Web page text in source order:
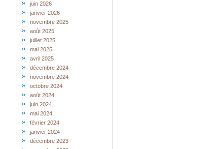
juin 2026
janvier 2026
novembre 2025
août 2025
juillet 2025
mai 2025
avril 2025
décembre 2024
novembre 2024
octobre 2024
août 2024
juin 2024
mai 2024
février 2024
janvier 2024
décembre 2023